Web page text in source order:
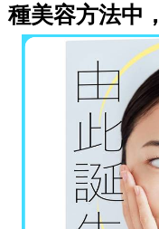
種美容方法中